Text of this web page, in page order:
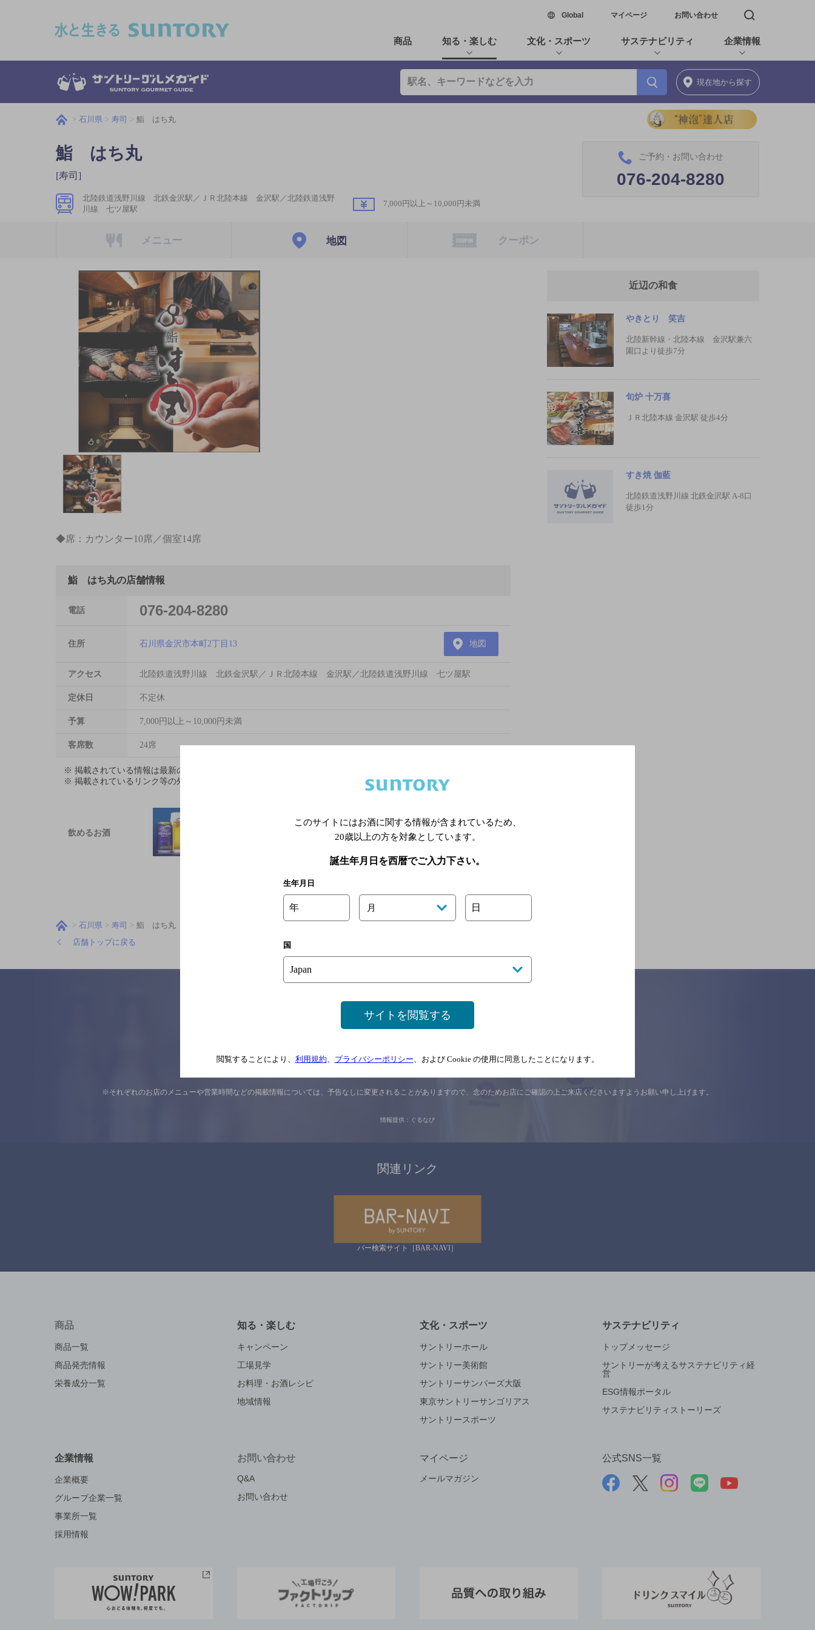
Global新しいウィンドウで開く
マイページ お問い合わせ 検索窓を開く
商品 知る・楽しむ 文化・スポーツ サステナビリティ 企業情報
現在地から探す
石川県 寿司 鮨 はち丸
鮨 はち丸
[寿司]
北陸鉄道浅野川線 北鉄金沢駅／ＪＲ北陸本線 金沢駅／北陸鉄道浅野
川線 七ツ屋駅
7,000円以上～10,000円未満
ご予約・お問い合わせ
076-204-8280
メニュー 地図 クーポン
◆席：カウンター10席／個室14席
鮨 はち丸の店舗情報
電話 076-204-8280
住所 石川県金沢市本町2丁目13 地図
アクセス 北陸鉄道浅野川線 北鉄金沢駅／ＪＲ北陸本線 金沢駅／北陸鉄道浅野川線 七ツ屋駅
定休日 不定休
予算 7,000円以上～10,000円未満
客席数 24席
※ 掲載されている情報は最新の内容と異なる場合があります。詳しくはお店にお問い合わせください。
※ 掲載されているリンク等の外部コンテンツはお客様のご判断でご利用ください。
飲めるお酒
近辺の和食
やきとり 笑吉
北陸新幹線・北陸本線 金沢駅兼六
園口より徒歩7分
旬炉 十万喜
ＪＲ北陸本線 金沢駅 徒歩4分
すき焼 伽藍
北陸鉄道浅野川線 北鉄金沢駅 A-8口
徒歩1分
石川県 寿司
鮨 はち丸
店舗トップに戻る
サイトマップ ご意見・ご感想 利用規約
※それぞれのお店のメニューや営業時間などの掲載情報については、 予告なしに変更されることがありますので、 念のためお店にご確認の上ご来店くださいますようお願い申し上げます。
情報提供：ぐるなび
関連リンク
バー検索サイト［BAR-NAVI］
商品
商品一覧
商品発売情報
栄養成分一覧
知る・楽しむ
キャンペーン
工場見学
お料理・お酒レシピ
地域情報
文化・スポーツ
サントリーホール
サントリー美術館
サントリーサンバーズ大阪
東京サントリーサンゴリアス
サントリースポーツ
サステナビリティ
トップメッセージ
サントリーが考えるサステナビリティ経
営
ESG情報ポータル
サステナビリティストーリーズ
企業情報
企業概要
グループ企業一覧
事業所一覧
採用情報
お問い合わせ
Q&A
お問い合わせ
マイページ
メールマガジン
公式SNS一覧
このサイトにはお酒に関する情報が含まれているため、
20歳以上の方を対象としています。
誕生年月日を西暦でご入力下さい。
生年月日
年 月 日
国
サイトを閲覧する
閲覧することにより、 利用規約 プライバシーポリシー 、および Cookie の使用に同意したことになります。